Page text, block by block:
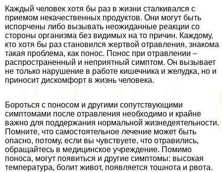
Каждый человек хотя бы раз в жизни сталкивался с
приемом некачественных продуктов. Они могут быть
испорчены либо вызывать неожиданные реакции со
стороны организма без видимых на то причин. Каждому,
кто хотя бы раз становился жертвой отравления, знакома
такая проблема, как понос. Понос при отравлении –
распространенный и неприятный симптом. Он вызывает
не только нарушение в работе кишечника и желудка, но и
приносит дискомфорт в жизнь человека.
Бороться с поносом и другими сопутствующими
симптомами после отравления необходимо и крайне
важно для поддержания нормальной жизнедеятельности.
Помните, что самостоятельное лечение может быть
опасно, потому, если вы чувствуете, что отравились,
обращайтесь в медицинское учреждение. Помимо
поноса, могут появиться и другие симптомы: высокая
температура, болит живот, появляется тошнота и рвота.